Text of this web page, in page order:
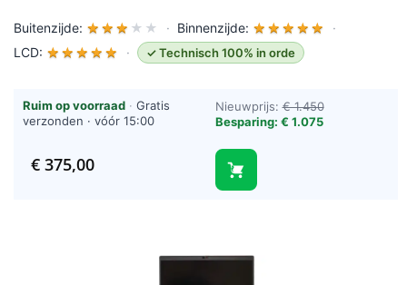
Buitenzijde: ★ ★ ★ ★ ★ · Binnenzijde: ★ ★ ★ ★ ★
·
LCD: ★ ★ ★ ★ ★ · ✓ Technisch 100% in orde
Ruim op voorraad · Gratis
verzonden · vóór 15:00
Nieuwprijs:€ 1.450
Besparing: € 1.075
€375,00